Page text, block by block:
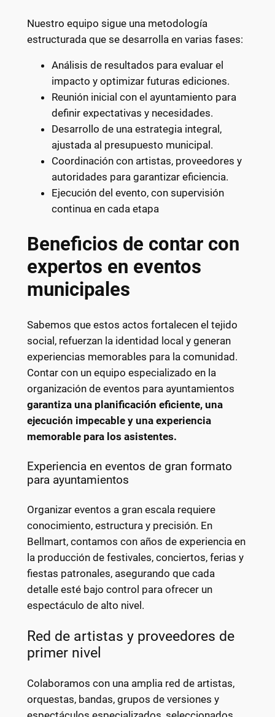
Nuestro equipo sigue una metodología
estructurada que se desarrolla en varias fases:
Análisis de resultados para evaluar el
impacto y optimizar futuras ediciones.
Reunión inicial con el ayuntamiento para
definir expectativas y necesidades.
Desarrollo de una estrategia integral,
ajustada al presupuesto municipal.
Coordinación con artistas, proveedores y
autoridades para garantizar eficiencia.
Ejecución del evento, con supervisión
continua en cada etapa
Beneficios de contar con
expertos en eventos
municipales
Sabemos que estos actos fortalecen el tejido
social, refuerzan la identidad local y generan
experiencias memorables para la comunidad.
Contar con un equipo especializado en la
organización de eventos para ayuntamientos
garantiza una planificación eficiente, una
ejecución impecable y una experiencia
memorable para los asistentes.
Experiencia en eventos de gran formato
para ayuntamientos
Organizar eventos a gran escala requiere
conocimiento, estructura y precisión. En
Bellmart, contamos con años de experiencia en
la producción de festivales, conciertos, ferias y
fiestas patronales, asegurando que cada
detalle esté bajo control para ofrecer un
espectáculo de alto nivel.
Red de artistas y proveedores de
primer nivel
Colaboramos con una amplia red de artistas,
orquestas, bandas, grupos de versiones y